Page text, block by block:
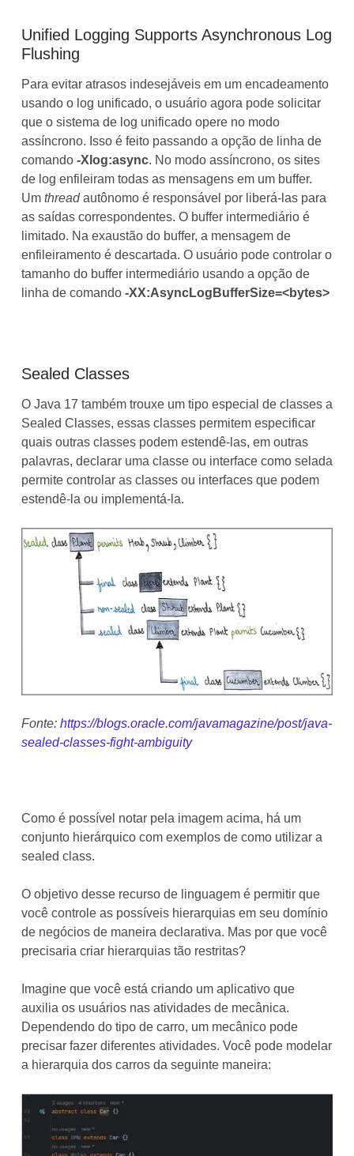
Unified Logging Supports Asynchronous Log
Flushing
Para evitar atrasos indesejáveis em um encadeamento
usando o log unificado, o usuário agora pode solicitar
que o sistema de log unificado opere no modo
assíncrono. Isso é feito passando a opção de linha de
comando -Xlog:async. No modo assíncrono, os sites
de log enfileiram todas as mensagens em um buffer.
Um threadautônomo é responsável por liberá-las para
as saídas correspondentes. O buffer intermediário é
limitado. Na exaustão do buffer, a mensagem de
enfileiramento é descartada. O usuário pode controlar o
tamanho do buffer intermediário usando a opção de
linha de comando -XX:AsyncLogBufferSize=<bytes>
Sealed Classes
O Java 17 também trouxe um tipo especial de classes a
Sealed Classes, essas classes permitem especificar
quais outras classes podem estendê-las, em outras
palavras, declarar uma classe ou interface como selada
permite controlar as classes ou interfaces que podem
estendê-la ou implementá-la.
Fonte: https://blogs.oracle.com/javamagazine/post/java-
sealed-classes-fight-ambiguity
Como é possível notar pela imagem acima, há um
conjunto hierárquico com exemplos de como utilizar a
sealed class.
O objetivo desse recurso de linguagem é permitir que
você controle as possíveis hierarquias em seu domínio
de negócios de maneira declarativa. Mas por que você
precisaria criar hierarquias tão restritas?
Imagine que você está criando um aplicativo que
auxilia os usuários nas atividades de mecânica.
Dependendo do tipo de carro, um mecânico pode
precisar fazer diferentes atividades. Você pode modelar
a hierarquia dos carros da seguinte maneira: